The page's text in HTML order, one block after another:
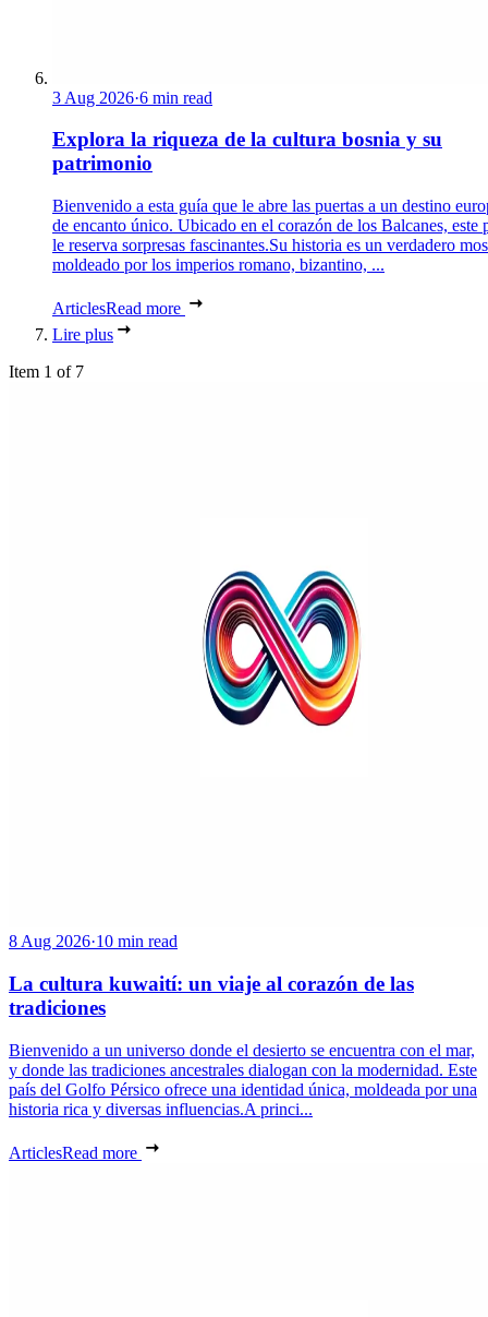
3 Aug 2026·6 min read
Explora la riqueza de la cultura bosnia y su
patrimonio
Bienvenido a esta guía que le abre las puertas a un destino
de encanto único. Ubicado en el corazón de los Balcanes, este
le reserva sorpresas fascinantes.Su historia es un verdadero
moldeado por los imperios romano, bizantino, ...
ArticlesRead more
Lire plus
Item 1 of 7
8 Aug 2026·10 min read
La cultura kuwaití: un viaje al corazón de las
tradiciones
Bienvenido a un universo donde el desierto se encuentra con el mar,
y donde las tradiciones ancestrales dialogan con la modernidad. Este
país del Golfo Pérsico ofrece una identidad única, moldeada por una
historia rica y diversas influencias.A princi...
ArticlesRead more